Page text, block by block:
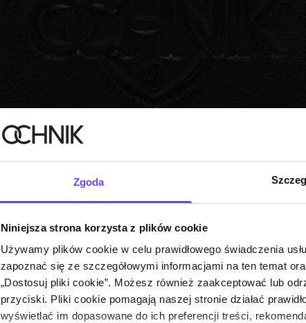
Zgoda
Niniejsza strona korzysta z plików cookie
Używamy plików cookie w celu prawidłowego świadczenia
zapoznać się ze szczegółowymi informacjami na ten temat
„Dostosuj pliki cookie”. Możesz również zaakceptować lub
przyciski. Pliki cookie pomagają naszej stronie działać
wyświetlać im dopasowane do ich preferencji treści,